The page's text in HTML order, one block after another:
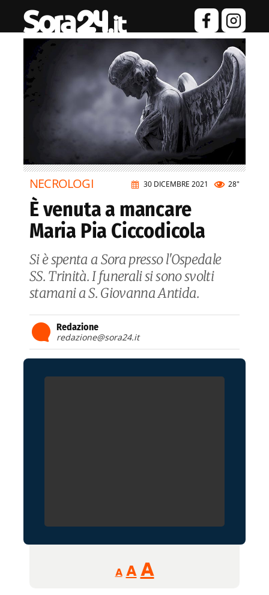
30 DICEMBRE 2021 28"
NECROLOGI
È venuta a mancare
Maria Pia Ciccodicola
Si è spenta a Sora presso l'Ospedale
SS. Trinità. I funerali si sono svolti
stamani a S. Giovanna Antida.
Redazione
redazione@sora24.it
A
Reducir
tamaño
A Restablecer
AAumentar